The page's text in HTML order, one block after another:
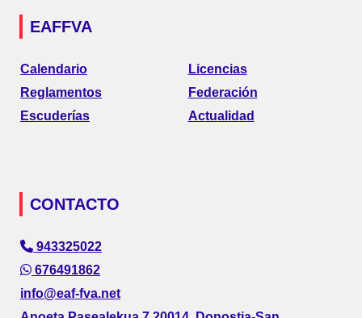
EAFFVA
Calendario
Reglamentos
Escuderías
Licencias
Federación
Actualidad
CONTACTO
943325022
676491862
info@eaf-fva.net